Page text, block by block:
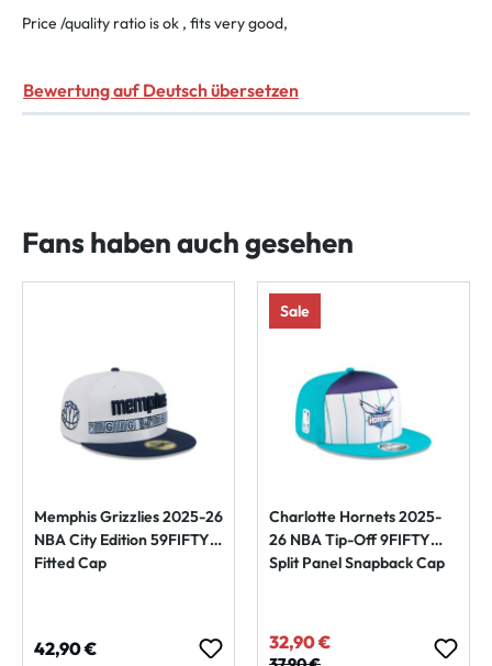
Price /quality ratio is ok , fits very good,
Bewertung auf Deutsch übersetzen
Fans haben auch gesehen
Memphis Grizzlies 2025-26
NBA City Edition 59FIFTY
Fitted Cap
Regulärer Preis:
42,90 €
Sale
Charlotte Hornets 2025-
26 NBA Tip-Off 9FIFTY
Split Panel Snapback Cap
Verkaufspreis:
32,90 €
Regulärer Preis: